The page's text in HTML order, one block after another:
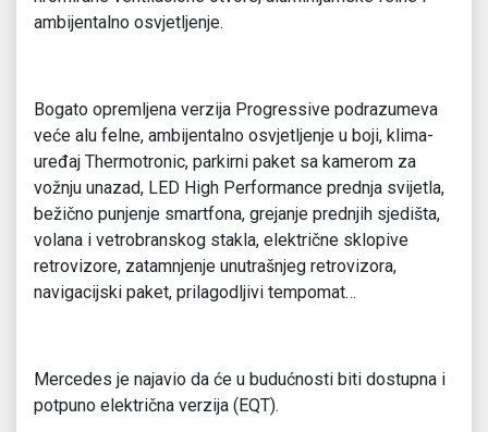
ambijentalno osvjetljenje.
Bogato opremljena verzija Progressive podrazumeva
veće alu felne, ambijentalno osvjetljenje u boji, klima-
uređaj Thermotronic, parkirni paket sa kamerom za
vožnju unazad, LED High Performance prednja svijetla,
bežično punjenje smartfona, grejanje prednjih sjedišta,
volana i vetrobranskog stakla, električne sklopive
retrovizore, zatamnjenje unutrašnjeg retrovizora,
navigacijski paket, prilagodljivi tempomat…
Mercedes je najavio da će u budućnosti biti dostupna i
potpuno električna verzija (EQT).